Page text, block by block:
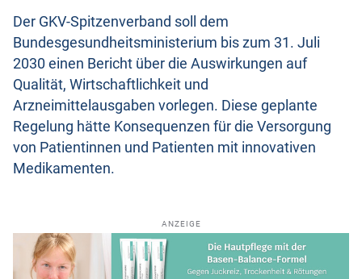
Der GKV-Spitzenverband soll dem
Bundesgesundheitsministerium bis zum 31. Juli
2030 einen Bericht über die Auswirkungen auf
Qualität, Wirtschaftlichkeit und
Arzneimittelausgaben vorlegen. Diese geplante
Regelung hätte Konsequenzen für die Versorgung
von Patientinnen und Patienten mit innovativen
Medikamenten.
ANZEIGE